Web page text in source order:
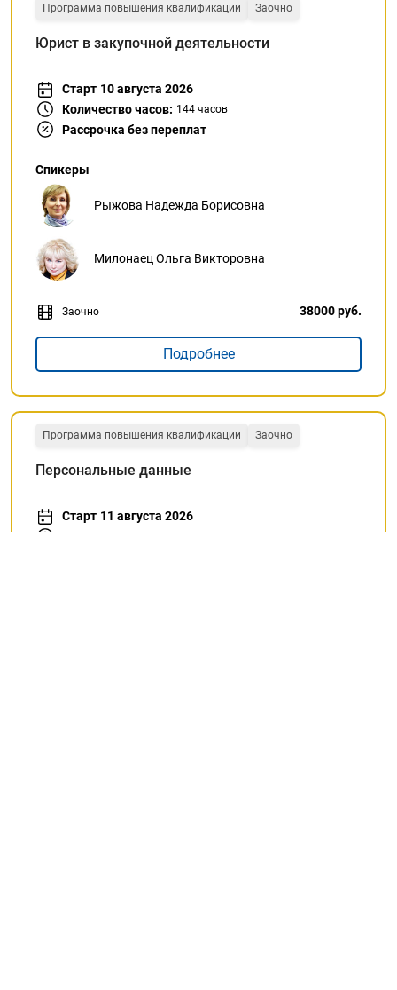
Программа повышения квалификации Заочно
Юрист в закупочной деятельности
Старт 10 августа 2026
Количество часов: 144 часов
Рассрочка без переплат
Спикеры
Рыжова Надежда Борисовна
Милонаец Ольга Викторовна
Заочно 38000 руб.
Подробнее
Программа повышения квалификации Заочно
Персональные данные
Старт 11 августа 2026